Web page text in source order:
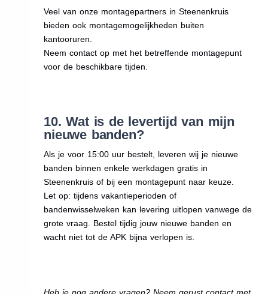
Veel van onze montagepartners in Steenenkruis
bieden ook montagemogelijkheden buiten
kantooruren.
Neem contact op met het betreffende montagepunt
voor de beschikbare tijden.
10. Wat is de levertijd van mijn
nieuwe banden?
Als je voor 15:00 uur bestelt, leveren wij je nieuwe
banden binnen enkele werkdagen gratis in
Steenenkruis of bij een montagepunt naar keuze.
Let op: tijdens vakantieperioden of
bandenwisselweken kan levering uitlopen vanwege de
grote vraag. Bestel tijdig jouw nieuwe banden en
wacht niet tot de APK bijna verlopen is.
Heb je nog andere vragen? Neem gerust contact met